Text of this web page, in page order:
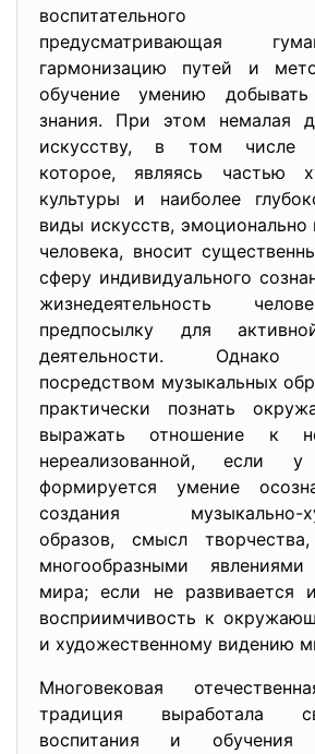
воспитательного
предусматривающая
гармонизацию путей и
обучение умению
знания. При этом немалая
искусству, в том числе
которое, являясь частью
культуры и наиболее
виды искусств, эмоционально
человека, вносит
сферу индивидуального
жизнедеятельность
предпосылку для
деятельности. Однако
посредством музыкальных
практически познать
выражать отношение к
нереализованной, если
формируется умение
создания музыкально-
образов, смысл
многообразными
мира; если не развивается
восприимчивость к
и художественному видению
Многовековая
традиция выработала
воспитания и